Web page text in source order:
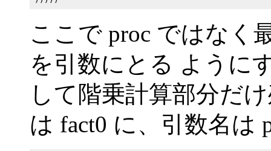
ここで proc ではなく
を引数にとる ように
して階乗計算部分だ
は fact0 に、引数名は